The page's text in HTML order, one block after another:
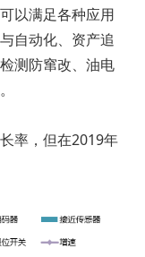
以满足各种应用
自动化、资产追
测防窜改、油电
率，但在2019年